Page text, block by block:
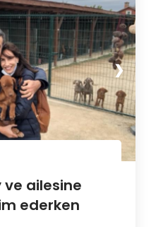
❯
ailesine
ederken